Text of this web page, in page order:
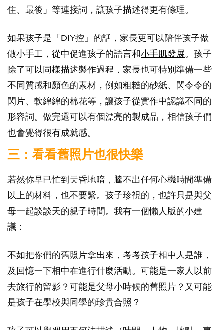
住、最後」等連接詞，讓孩子描述得更有條理。
如果孩子是「DIY控」的話，家長更可以陪伴孩子做
做小手工，從中促進孩子的語言和小手肌發展。孩子
除了可以同樣描述製作過程，家長也可特別準備一些
不同質感和顏色的素材，例如粗糙的砂紙、閃令令的
閃片、軟綿綿的棉花等，讓孩子從實作中認識不同的
形容詞。做完還可以有個漂亮的製成品，相信孩子們
也會覺得很有成就感。
三：看看舊照片也很快樂
若然你早已忙到天昏地暗，騰不出任何心機時間準備
以上的材料，也不要緊。孩子珍視的，也許只是與父
母一起談談天的親子時間。我有一個懶人版的小建
議：
不如把你們的舊照片拿出來，考考孩子相中人是誰，
及回憶一下相中在進行什麼活動。可能是一家人以前
去旅行的留影？可能是父母小時候的舊照片？又可能
是孩子在學校與同學的珍貴合照？